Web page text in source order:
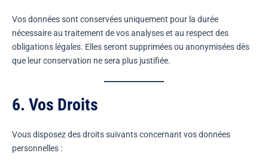
Vos données sont conservées uniquement pour la durée
nécessaire au traitement de vos analyses et au respect des
obligations légales. Elles seront supprimées ou anonymisées dès
que leur conservation ne sera plus justifiée.
6. Vos Droits
Vous disposez des droits suivants concernant vos données
personnelles :